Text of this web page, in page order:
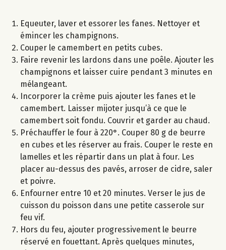
Equeuter, laver et essorer les fanes. Nettoyer et
émincer les champignons.
Couper le camembert en petits cubes.
Faire revenir les lardons dans une poêle. Ajouter les
champignons et laisser cuire pendant 3 minutes en
mélangeant.
Incorporer la crème puis ajouter les fanes et le
camembert. Laisser mijoter jusqu’à ce que le
camembert soit fondu. Couvrir et garder au chaud.
Préchauffer le four à 220°. Couper 80 g de beurre
en cubes et les réserver au frais. Couper le reste en
lamelles et les répartir dans un plat à four. Les
placer au-dessus des pavés, arroser de cidre, saler
et poivre.
Enfourner entre 10 et 20 minutes. Verser le jus de
cuisson du poisson dans une petite casserole sur
feu vif.
Hors du feu, ajouter progressivement le beurre
réservé en fouettant. Après quelques minutes,